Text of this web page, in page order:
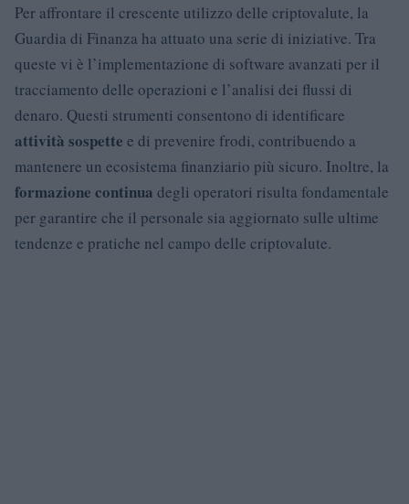
Per affrontare il crescente utilizzo delle criptovalute, la
Guardia di Finanza ha attuato una serie di iniziative. Tra
queste vi è l’implementazione di software avanzati per il
tracciamento delle operazioni e l’analisi dei flussi di
denaro. Questi strumenti consentono di identificare
attività sospette e di prevenire frodi, contribuendo a
mantenere un ecosistema finanziario più sicuro. Inoltre, la
formazione continua degli operatori risulta fondamentale
per garantire che il personale sia aggiornato sulle ultime
tendenze e pratiche nel campo delle criptovalute.